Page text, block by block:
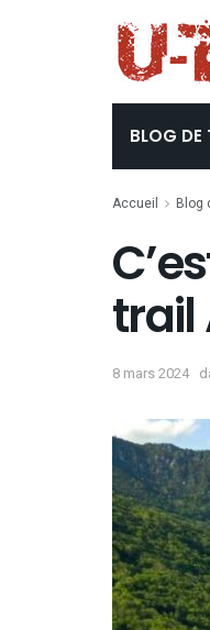
BLOG DE
Accueil Blog
trail
8 mars 2024